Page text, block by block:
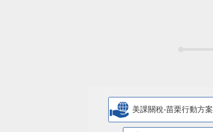
美課關稅-苗栗行動方案